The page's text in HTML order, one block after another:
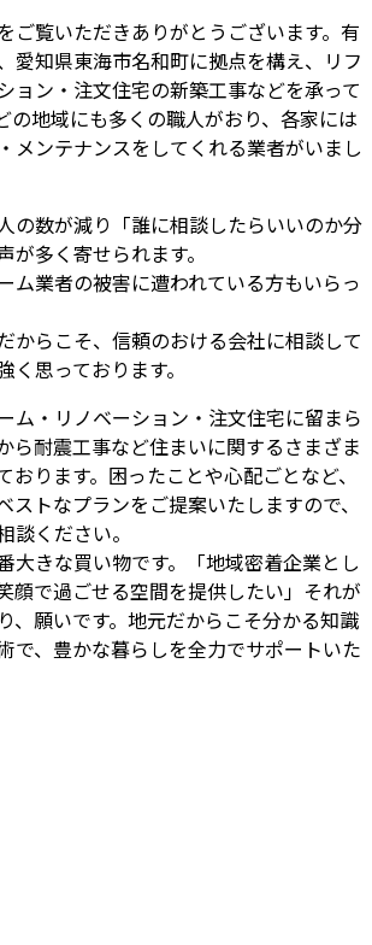
ご覧いただきありがとうございます。有
愛知県東海市名和町に拠点を構え、リフ
ョン・注文住宅の新築工事などを承って
の地域にも多くの職人がおり、各家には
メンテナンスをしてくれる業者がいまし
の数が減り「誰に相談したらいいのか分
が多く寄せられます。
ム業者の被害に遭われている方もいらっ
からこそ、信頼のおける会社に相談して
く思っております。
ム・リノベーション・注文住宅に留まら
ら耐震工事など住まいに関するさまざま
おります。困ったことや心配ごとなど、
ストなプランをご提案いたしますので、
談ください。
大きな買い物です。「地域密着企業とし
顔で過ごせる空間を提供したい」それが
、願いです。地元だからこそ分かる知識
で、豊かな暮らしを全力でサポートいた